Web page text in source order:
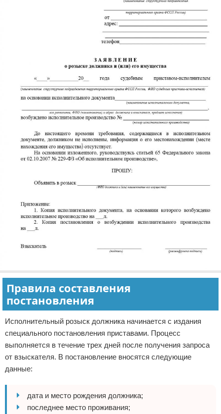
Правила составления
постановления
Исполнительный розыск должника начинается с издания
специального постановления приставами. Процесс
выполняется в течение трех дней после получения запроса
от взыскателя. В постановление вносятся следующие
данные:
дата и место рождения должника;
последнее место проживания;